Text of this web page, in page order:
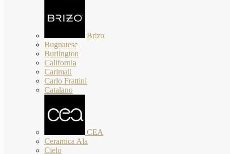
Brizo
Bugnatese
Burlington
California
Carimali
Carlo Frattini
Catalano
CEA
Ceramica Ala
Cielo